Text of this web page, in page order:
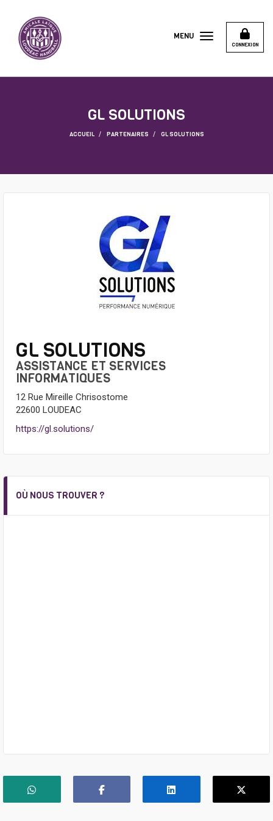
CONNEXION
MENU
GL SOLUTIONS
ACCUEIL PARTENAIRES GL SOLUTIONS
GL SOLUTIONS
ASSISTANCE ET SERVICES
INFORMATIQUES
12 Rue Mireille Chrisostome
22600 LOUDEAC
https://gl.solutions/
OÙ NOUS TROUVER ?